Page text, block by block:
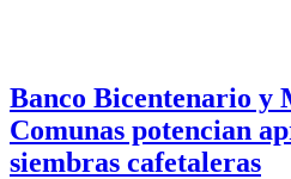
Banco Bicentenario y
Comunas potencian
siembras cafetaleras